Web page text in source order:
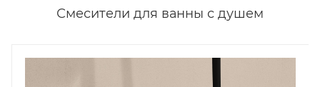
Смесители для ванны с душем